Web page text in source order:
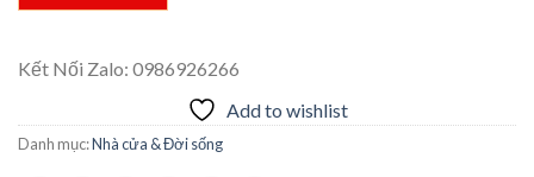
Kết Nối Zalo: 0986926266
Add to wishlist
Danh mục:Nhà cửa & Đời sống